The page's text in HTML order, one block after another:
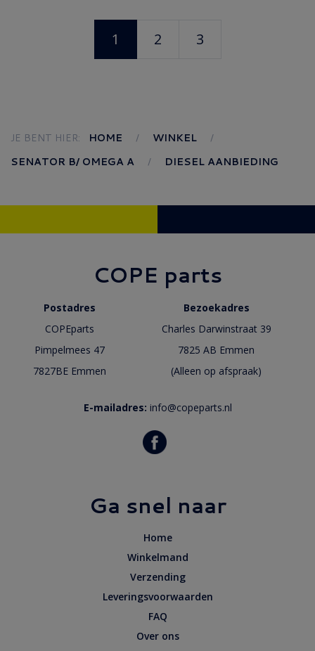
1 2 3
JE BENT HIER: HOME
WINKEL
SENATOR B/ OMEGA A
DIESEL AANBIEDING
COPE parts
Postadres
Bezoekadres
COPEparts
Charles Darwinstraat 39
Pimpelmees 47
7825 AB Emmen
7827BE Emmen
(Alleen op afspraak)
E-mailadres: info@copeparts.nl
Ga snel naar
Home
Winkelmand
Verzending
Leveringsvoorwaarden
FAQ
Over ons